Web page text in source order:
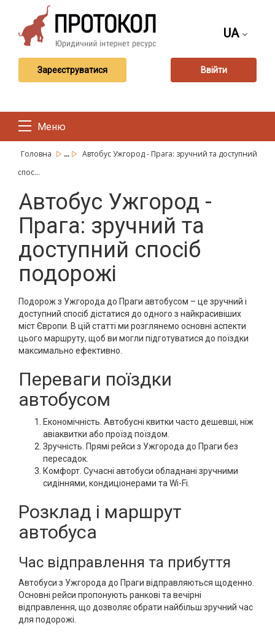
UA
Зареєструватися Ввійти
Меню
Головна ...
Автобус Ужгород - Прага: зручний та доступний
спос...
Автобус Ужгород -
Прага: зручний та
доступний спосіб
подорожі
Подорож з Ужгорода до Праги автобусом – це зручний і
доступний спосіб дістатися до одного з найкрасивіших
міст Європи. В цій статті ми розглянемо основні аспекти
цього маршруту, щоб ви могли підготуватися до поїздки
максимально ефективно.
Переваги поїздки
автобусом
Економічність. Автобусні квитки часто дешевші, ніж
авіаквитки або проїзд поїздом.
Зручність. Прямі рейси з Ужгорода до Праги без
пересадок.
Комфорт. Сучасні автобуси обладнані зручними
сидіннями, кондиціонерами та Wi-Fi.
Розклад і маршрут
автобуса
Час відправлення та прибуття
Автобуси з Ужгорода до Праги відправляються щоденно.
Основні рейси пропонують ранкові та вечірні
відправлення, що дозволяє обрати найбільш зручний час
для подорожі.